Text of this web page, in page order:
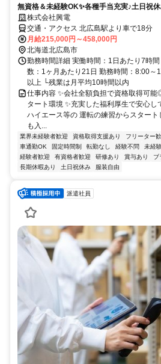
無資格＆未経験OK✨各種手当充実♪土日祝
株式会社興電
交通・アクセス 北広島駅より車で18分
月給215,000円～458,000円
北海道北広島市
勤務時間詳細 実働時間：1日あたり7時
数：1ヶ月あたり21日 勤務時間：8:00
以上 └残業は月平均10時間以内
仕事内容 ✨会社全額負担で資格取得可
タート環境 ✨充実した福利厚生で安心し
ハイエース等の 運転の練習からスター
も入...
業界未経験者歓迎 資格取得支援あり フリーター
車通勤OK
固定時間制 転勤なし 経験不問 未経
経験者歓迎
有資格者歓迎 研修あり 賞与あり ブ
長期休暇あり
土日祝休み 服装自由
派遣社員